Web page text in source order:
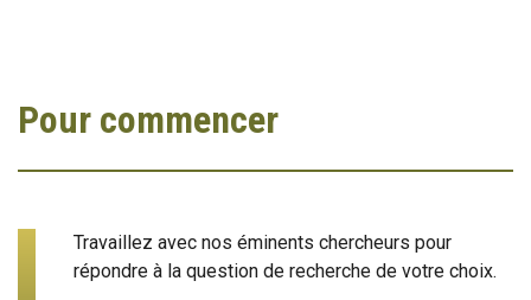
Pour commencer
Travaillez avec nos éminents chercheurs pour
répondre à la question de recherche de votre choix.